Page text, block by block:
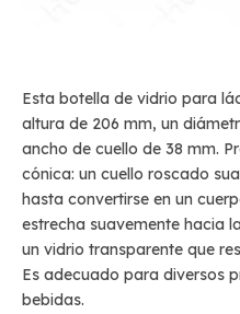
Esta botella de vidrio para
altura de 206 mm, un
ancho de cuello de 38 mm.
cónica: un cuello roscado
hasta convertirse en un
estrecha suavemente hacia
un vidrio transparente que
Es adecuado para diversos
bebidas.